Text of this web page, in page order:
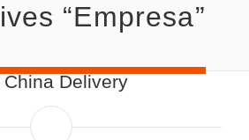
“Empresa”
China Delivery